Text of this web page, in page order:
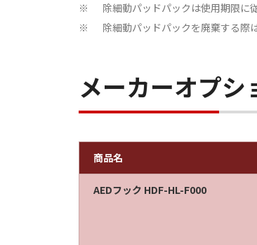
※ 除細動パッドパックは使用期限に
※ 除細動パッドパックを廃棄する際
メーカーオプシ
商品名
AEDフック HDF-HL-F000